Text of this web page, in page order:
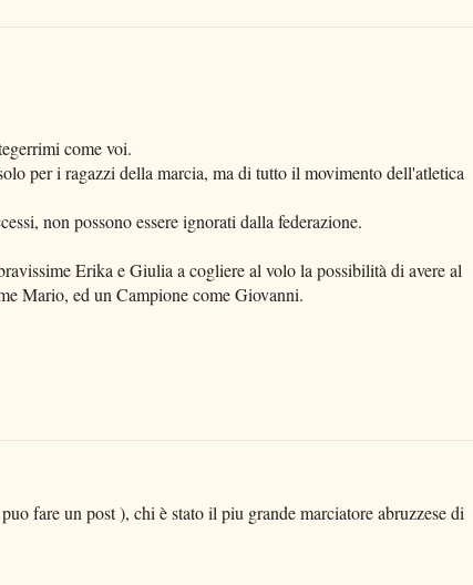
come voi.
per i ragazzi della marcia, ma di tutto il movimento dell'atletica
non possono essere ignorati dalla federazione.
Erika e Giulia a cogliere al volo la possibilità di avere al
Mario, ed un Campione come Giovanni.
fare un post ), chi è stato il piu grande marciatore abruzzese di